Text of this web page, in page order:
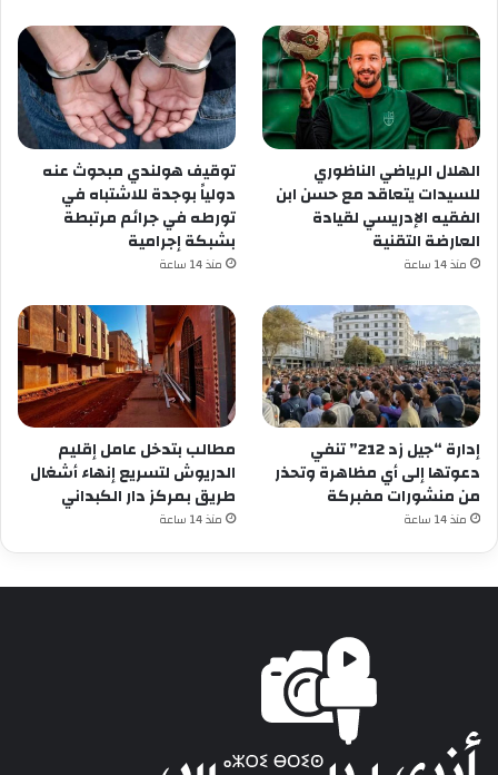
الهلال الرياضي الناظوري
للسيدات يتعاقد مع حسن ابن
الفقيه الإدريسي لقيادة
العارضة التقنية
منذ 14 ساعة
توقيف هولندي مبحوث عنه
دولياً بوجدة للاشتباه في
تورطه في جرائم مرتبطة
بشبكة إجرامية
منذ 14 ساعة
إدارة “جيل زد 212” تنفي
دعوتها إلى أي مظاهرة وتحذر
من منشورات مفبركة
منذ 14 ساعة
مطالب بتدخل عامل إقليم
الدريوش لتسريع إنهاء أشغال
طريق بمركز دار الكبداني
منذ 14 ساعة